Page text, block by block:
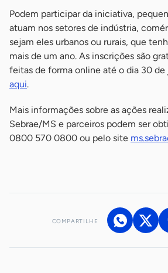
Podem participar da iniciativa,
atuam nos setores de indústria,
sejam eles urbanos ou rurais, que
mais de um ano. As inscrições são
feitas de forma online até o dia 30
aqui.
Mais informações sobre as ações
Sebrae/MS e parceiros podem ser
0800 570 0800 ou pelo site
COMPARTILHE